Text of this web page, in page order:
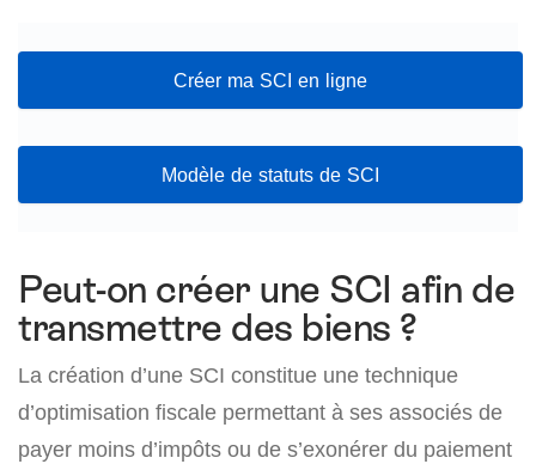
Créer ma SCI en ligne
Modèle de statuts de SCI
Peut-on créer une SCI afin de
transmettre des biens ?
La création d’une SCI constitue une technique
d’optimisation fiscale permettant à ses associés de
payer moins d’impôts ou de s’exonérer du paiement